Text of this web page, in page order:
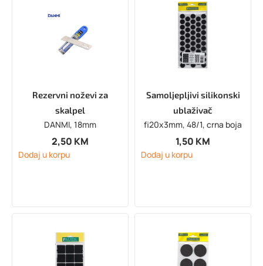
Rezervni noževi za
skalpel
DANMI, 18mm
2,50 KM
Dodaj u korpu
Samoljepljivi silikonski
ublaživač
fi20x3mm, 48/1, crna boja
1,50 KM
Dodaj u korpu